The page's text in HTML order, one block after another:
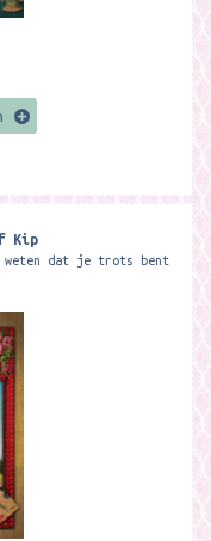
Kip
weten dat je trots bent